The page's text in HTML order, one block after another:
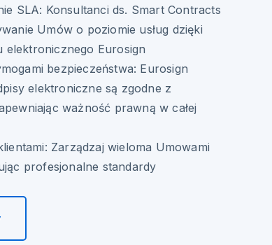
SLA: Konsultanci ds. Smart Contracts
Umów o poziomie usług dzięki
elektronicznego Eurosign
bezpieczeństwa: Eurosign
elektroniczne są zgodne z
ważność prawną w całej
Zarządzaj wieloma Umowami
profesjonalne standardy